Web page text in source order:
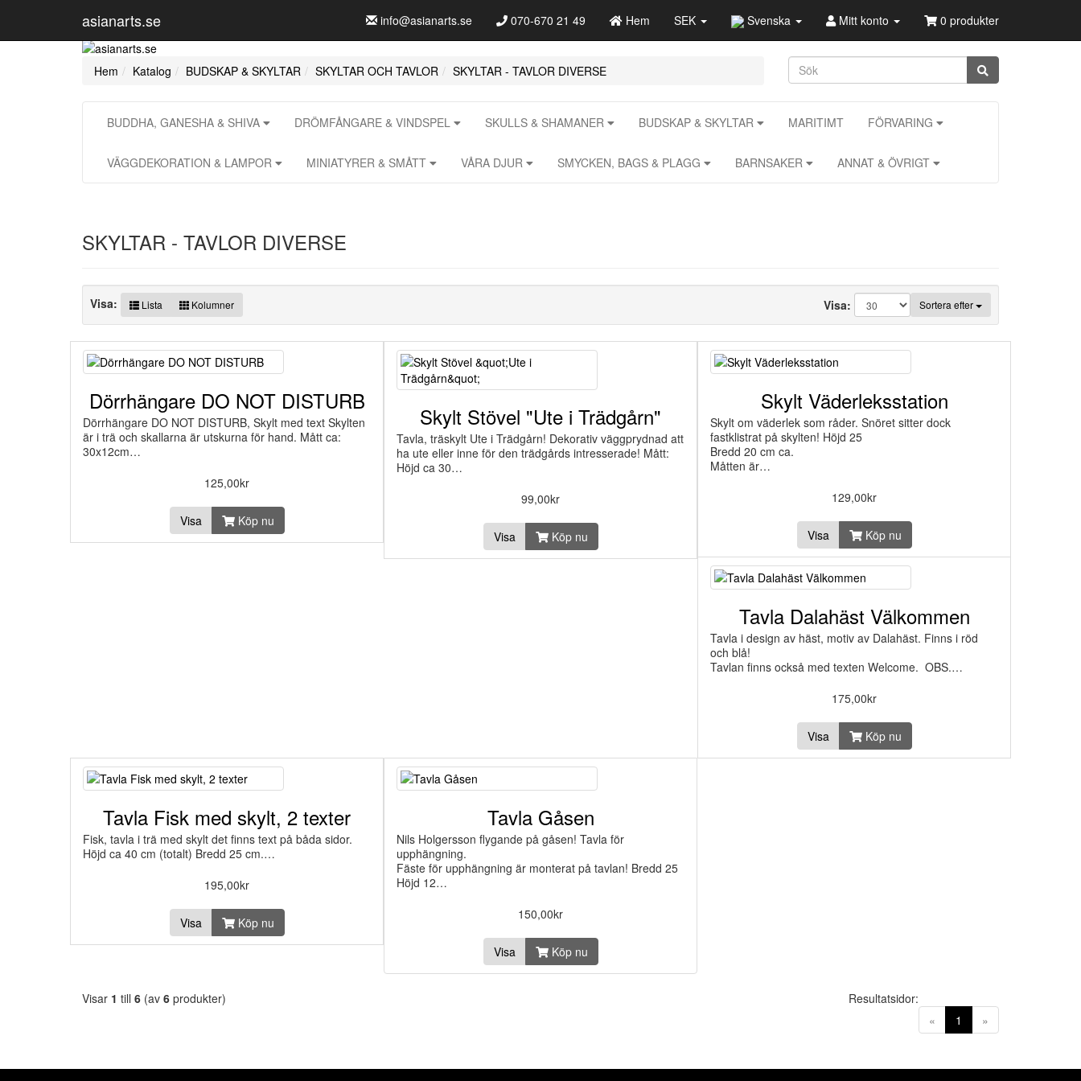
asianarts.se info@asianarts.se 070-670 21 49 Hem SEK Svenska Mitt konto 0 produkter
Hem Katalog BUDSKAP & SKYLTAR SKYLTAR OCH TAVLOR SKYLTAR - TAVLOR DIVERSE
BUDDHA, GANESHA & SHIVA DRÖMFÅNGARE & VINDSPEL SKULLS & SHAMANER BUDSKAP & SKYLTAR MARITIMT FÖRVARING
VÄGGDEKORATION & LAMPOR MINIATYRER & SMÅTT VÅRA DJUR SMYCKEN, BAGS & PLAGG BARNSAKER ANNAT & ÖVRIGT
SKYLTAR - TAVLOR DIVERSE
Sortera efter
Visa:
Visa: Lista Kolumner
Dörrhängare DO NOT DISTURB
Dörrhängare DO NOT DISTURB, Skylt med text Skylten
är i trä och skallarna är utskurna för hand. Mått ca:
30x12cm…
125,00kr
Visa Köp nu
Skylt Stövel "Ute i Trädgårn"
Tavla, träskylt Ute i Trädgårn! Dekorativ väggprydnad att
ha ute eller inne för den trädgårds intresserade! Mått:
Höjd ca 30…
99,00kr
Visa Köp nu
Skylt Väderleksstation
Skylt om väderlek som råder. Snöret sitter dock
fastklistrat på skylten! Höjd 25
Bredd 20 cm ca.
Måtten är…
129,00kr
Visa Köp nu
Tavla Dalahäst Välkommen
Tavla i design av häst, motiv av Dalahäst. Finns i röd
och blå!
Tavlan finns också med texten Welcome. OBS.…
175,00kr
Visa Köp nu
Tavla Fisk med skylt, 2 texter
Fisk, tavla i trä med skylt det finns text på båda sidor.
Höjd ca 40 cm (totalt) Bredd 25 cm.…
195,00kr
Visa Köp nu
Tavla Gåsen
Nils Holgersson flygande på gåsen! Tavla för
upphängning.
Fäste för upphängning är monterat på tavlan! Bredd 25
Höjd 12…
150,00kr
Visa Köp nu
Visar 1 till 6 (av 6 produkter)
«
1 (current)
»
Resultatsidor: